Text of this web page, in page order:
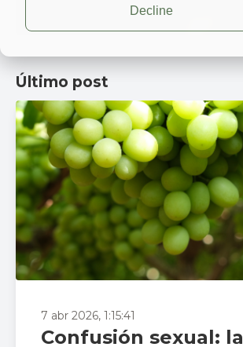
Decline
Último post
7 abr 2026, 1:15:41
Confusión sexual: la